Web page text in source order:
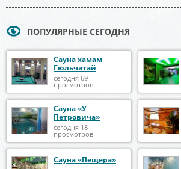
ПОПУЛЯРНЫЕ СЕГОДНЯ
Сауна хамам
Гюльчатай
сегодня 69
просмотров
Сауна «У
Петровича»
сегодня 18
просмотров
Сауна «Пещера»